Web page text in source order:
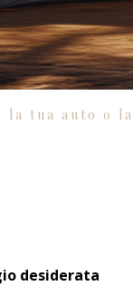
tua auto o
desiderata